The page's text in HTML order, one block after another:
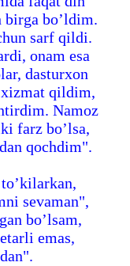
bo’ldim.
sarf qildi.
onam esa
dasturxon
qildim,
Namoz
farz bo’lsa,
qochdim".
sevaman",
bo’lsam,
emas,